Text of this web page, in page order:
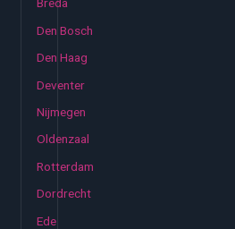
Breda
Den Bosch
Den Haag
Deventer
Nijmegen
Oldenzaal
Rotterdam
Dordrecht
Ede